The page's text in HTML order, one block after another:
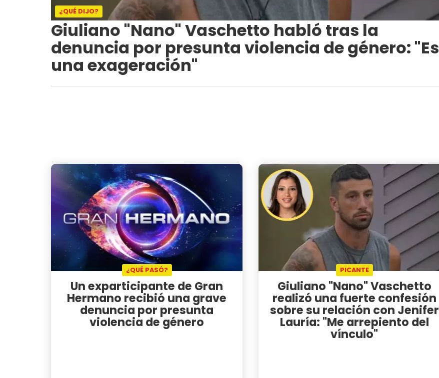
¿QUÉ DIJO?
Giuliano "Nano" Vaschetto habló tras la
denuncia por presunta violencia de género: "Es
una exageración"
¿QUÉ PASÓ?
Un exparticipante de Gran
Hermano recibió una grave
denuncia por presunta
violencia de género
PICANTE
Giuliano "Nano" Vaschetto
realizó una fuerte confesión
sobre su relación con Jenifer
Lauría: "Me arrepiento del
vínculo"